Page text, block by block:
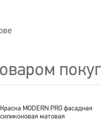
Краска MODERN PRO фасадная
силиконовая матовая